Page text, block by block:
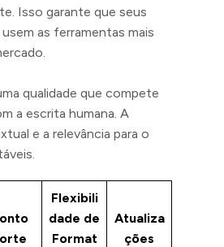
Isso garante que seus
as ferramentas mais
qualidade que compete
a escrita humana. A
e a relevância para o
Flexibili
dade de
Format
Atualiza
ções